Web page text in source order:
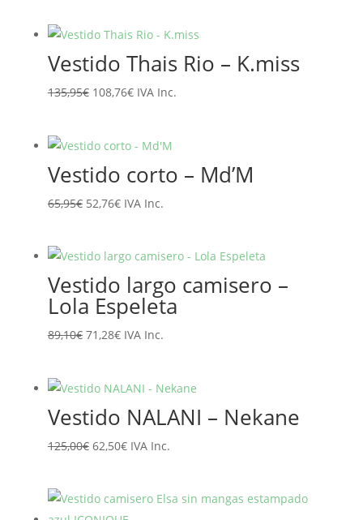
era:
129,90€.
es:
103,92€.
Vestido Thais Rio – K.miss
135,95€ El
era:
135,95€.
108,76€El
es:
108,76€.
IVA Inc.
Vestido corto – Md’M
65,95€ El
era:
65,95€.
52,76€El
es:
52,76€.
IVA Inc.
Vestido largo camisero –
Lola Espeleta
89,10€ El
era:
89,10€.
71,28€El
es:
71,28€.
IVA Inc.
Vestido NALANI – Nekane
125,00€ El
era:
62,50€El
es:
IVA Inc.